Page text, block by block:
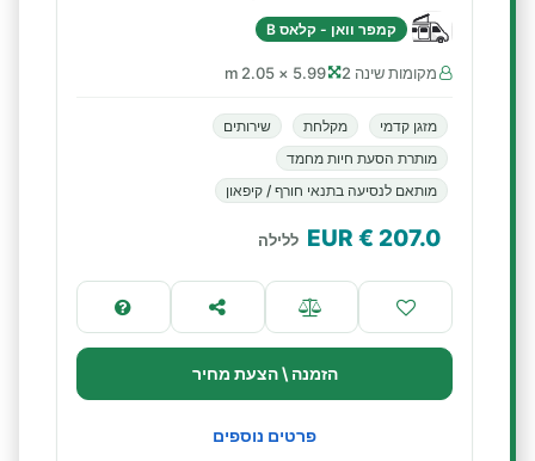
קמפר וואן - קלאס B
מקומות שינה 2 5.99 × 2.05 m
מזגן קדמי מקלחת
שירותים
מותרת הסעת חיות מחמד
מותאם לנסיעה בתנאי חורף / קיפאון
207.0
€ EUR ללילה
הזמנה \ הצעת מחיר
פרטים נוספים